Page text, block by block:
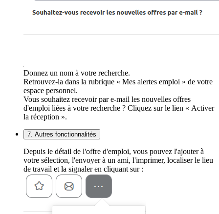
Donnez un nom à votre recherche.
Retrouvez-la dans la rubrique « Mes alertes emploi » de votre
espace personnel.
Vous souhaitez recevoir par e-mail les nouvelles offres
d'emploi liées à votre recherche ? Cliquez sur le lien « Activer
la réception ».
7. Autres fonctionnalités
Depuis le détail de l'offre d'emploi, vous pouvez l'ajouter à
votre sélection, l'envoyer à un ami, l'imprimer, localiser le lieu
de travail et la signaler en cliquant sur :